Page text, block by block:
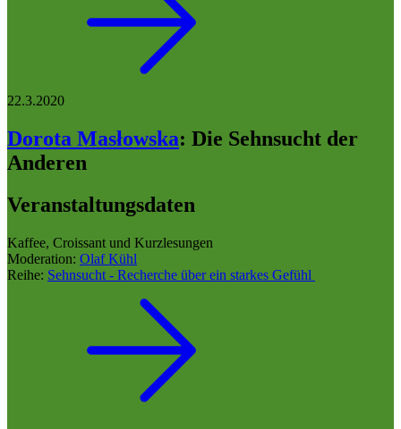
22.3.2020
Dorota Masłowska: Die Sehnsucht der
Anderen
Veranstaltungsdaten
Kaffee, Croissant und Kurzlesungen
Moderation: Olaf Kühl
Reihe: Sehnsucht - Recherche über ein starkes Gefühl